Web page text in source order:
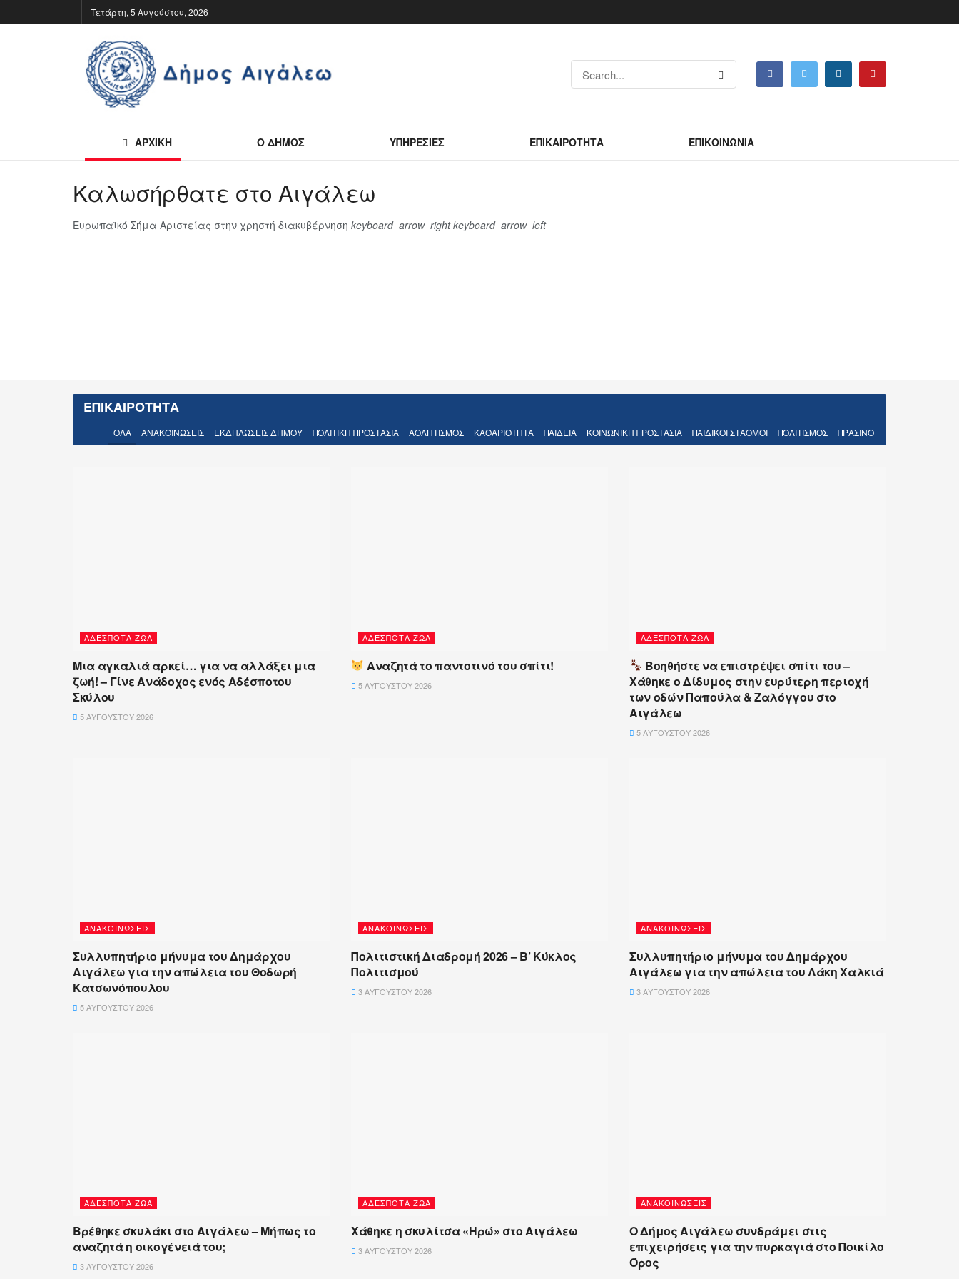
Τετάρτη, 5 Αυγούστου, 2026
ΑΡΧΙΚΗ Ο ΔΗΜΟΣ ΥΠΗΡΕΣΙΕΣ ΕΠΙΚΑΙΡΟΤΗΤΑ ΕΠΙΚΟΙΝΩΝΙΑ
Καλωσήρθατε στο Αιγάλεω
Ευρωπαϊκό Σήμα Αριστείας στην χρηστή διακυβέρνηση keyboard_arrow_right keyboard_arrow_left
ΕΠΙΚΑΙΡΟΤΗΤΑ
ΟΛΑ ΑΝΑΚΟΙΝΏΣΕΙΣ ΕΚΔΗΛΏΣΕΙΣ ΔΉΜΟΥ ΠΟΛΙΤΙΚΉ ΠΡΟΣΤΑΣΊΑ ΑΘΛΗΤΙΣΜΌΣ ΚΑΘΑΡΙΌΤΗΤΑ ΠΑΙΔΕΊΑ ΚΟΙΝΩΝΙΚΉ ΠΡΟΣΤΑΣΊΑ ΠΑΙΔΙΚΟΊ ΣΤΑΘΜΟΊ ΠΟΛΙΤΙΣΜΌΣ ΠΡΆΣΙΝΟ
ΑΔΈΣΠΟΤΑ ΖΏΑ
Μια αγκαλιά αρκεί… για να αλλάξει μια
ζωή! – Γίνε Ανάδοχος ενός Αδέσποτου
Σκύλου
5 ΑΥΓΟΎΣΤΟΥ 2026
ΑΔΈΣΠΟΤΑ ΖΏΑ
Αναζητά το παντοτινό του σπίτι!
5 ΑΥΓΟΎΣΤΟΥ 2026
ΑΔΈΣΠΟΤΑ ΖΏΑ
Βοηθήστε να επιστρέψει σπίτι του –
Χάθηκε ο Δίδυμος στην ευρύτερη περιοχή
των οδών Παπούλα & Ζαλόγγου στο
Αιγάλεω
5 ΑΥΓΟΎΣΤΟΥ 2026
ΑΝΑΚΟΙΝΏΣΕΙΣ
Συλλυπητήριο μήνυμα του Δημάρχου
Αιγάλεω για την απώλεια του Θοδωρή
Κατσωνόπουλου
5 ΑΥΓΟΎΣΤΟΥ 2026
ΑΝΑΚΟΙΝΏΣΕΙΣ
Πολιτιστική Διαδρομή 2026 – Β’ Κύκλος
Πολιτισμού
3 ΑΥΓΟΎΣΤΟΥ 2026
ΑΝΑΚΟΙΝΏΣΕΙΣ
Συλλυπητήριο μήνυμα του Δημάρχου
Αιγάλεω για την απώλεια του Λάκη Χαλκιά
3 ΑΥΓΟΎΣΤΟΥ 2026
ΑΔΈΣΠΟΤΑ ΖΏΑ
Βρέθηκε σκυλάκι στο Αιγάλεω – Μήπως το
αναζητά η οικογένειά του;
3 ΑΥΓΟΎΣΤΟΥ 2026
ΑΔΈΣΠΟΤΑ ΖΏΑ
Χάθηκε η σκυλίτσα «Ηρώ» στο Αιγάλεω
3 ΑΥΓΟΎΣΤΟΥ 2026
ΑΝΑΚΟΙΝΏΣΕΙΣ
Ο Δήμος Αιγάλεω συνδράμει στις
επιχειρήσεις για την πυρκαγιά στο Ποικίλο
Όρος